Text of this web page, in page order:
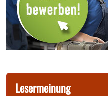
Lesermeinung